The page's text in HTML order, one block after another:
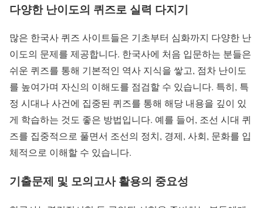
다양한 난이도의 퀴즈로 실력 다지기
많은 한국사 퀴즈 사이트들은 기초부터 심화까지 다양한 난
이도의 문제를 제공합니다. 한국사에 처음 입문하는 분들은
쉬운 퀴즈를 통해 기본적인 역사 지식을 쌓고, 점차 난이도
를 높여가며 자신의 이해도를 점검할 수 있습니다. 특히, 특
정 시대나 사건에 집중된 퀴즈를 통해 해당 내용을 깊이 있
게 학습하는 것도 좋은 방법입니다. 예를 들어, 조선 시대 퀴
즈를 집중적으로 풀면서 조선의 정치, 경제, 사회, 문화를 입
체적으로 이해할 수 있습니다.
기출문제 및 모의고사 활용의 중요성